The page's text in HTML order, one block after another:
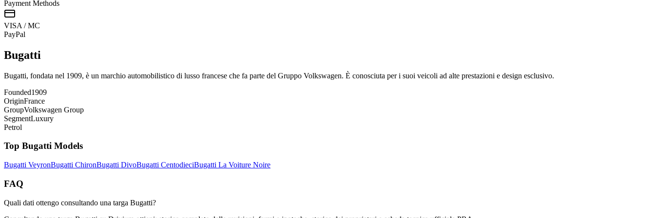
Payment Methods
VISA / MC
PayPal
Bugatti
Bugatti, fondata nel 1909, è un marchio automobilistico di lusso francese che fa parte del Gruppo Volkswagen. È conosciuta per i suoi veicoli ad alte prestazioni e design esclusivo.
Founded1909
OriginFrance
GroupVolkswagen Group
SegmentLuxury
Petrol
Top Bugatti Models
Bugatti VeyronBugatti ChironBugatti DivoBugatti CentodieciBugatti La Voiture Noire
FAQ
Quali dati ottengo consultando una targa Bugatti?